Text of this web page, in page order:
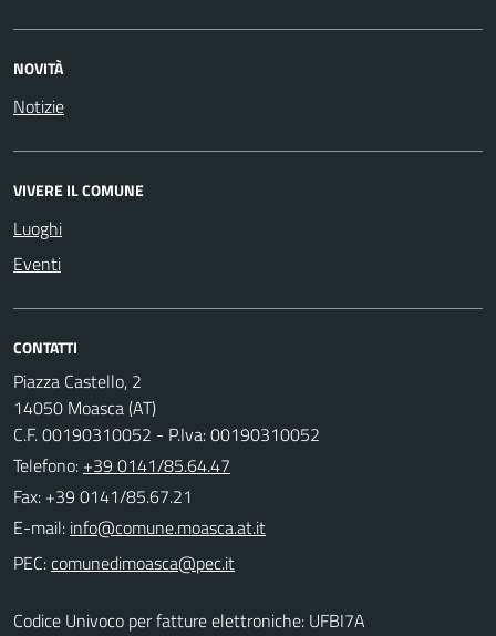
NOVITÀ
Notizie
VIVERE IL COMUNE
Luoghi
Eventi
CONTATTI
Piazza Castello, 2
14050 Moasca (AT)
C.F. 00190310052 - P.Iva: 00190310052
Telefono: +39 0141/85.64.47
Fax: +39 0141/85.67.21
E-mail:
PEC:
Codice Univoco per fatture elettroniche: UFBI7A